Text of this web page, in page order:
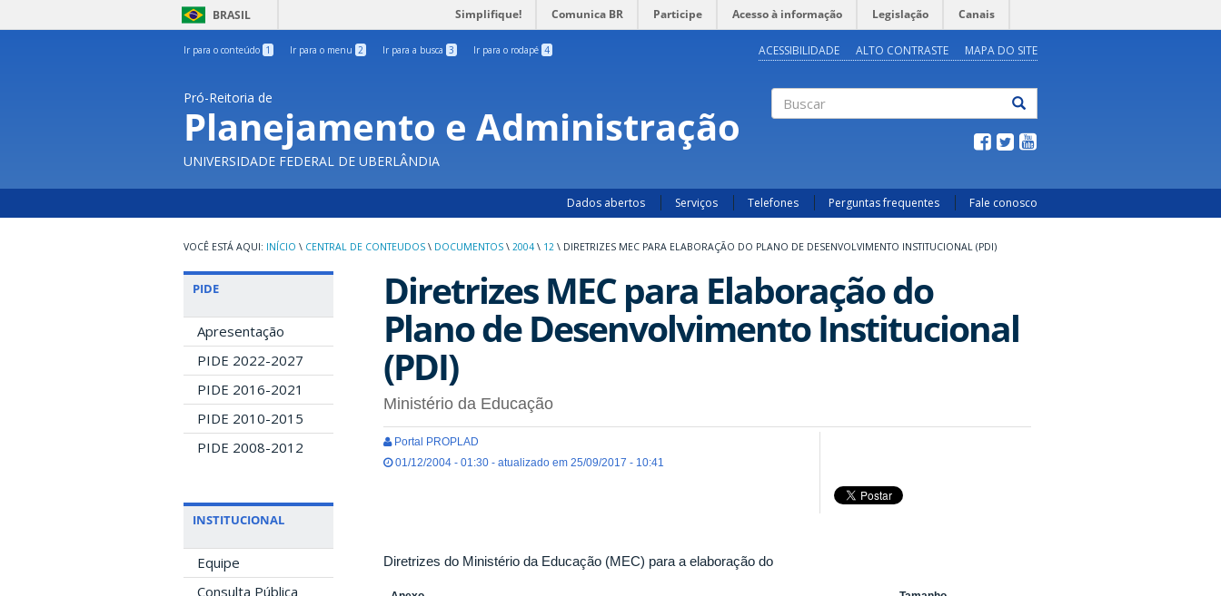
BRASIL Simplifique! Comunica BR Participe Acesso à informação Legislação Canais
Ir para o conteúdo 1 Ir para o menu 2 Ir para a busca 3 Ir para o rodapé 4 ACESSIBILIDADE ALTO CONTRASTE MAPA DO SITE
Pró-Reitoria de
Planejamento e Administração
UNIVERSIDADE FEDERAL DE UBERLÂNDIA
Dados abertos Serviços Telefones Perguntas frequentes Fale conosco
INÍCIO \ CENTRAL DE CONTEUDOS \ DOCUMENTOS \ 2004 \ 12 \ DIRETRIZES MEC PARA ELABORAÇÃO DO PLANO DE DESENVOLVIMENTO INSTITUCIONAL (PDI)
PIDE
Apresentação
PIDE 2022-2027
PIDE 2016-2021
PIDE 2010-2015
PIDE 2008-2012
INSTITUCIONAL
Equipe
Consulta Pública
Diretrizes MEC para Elaboração do
Plano de Desenvolvimento Institucional
(PDI)
Ministério da Educação
Portal PROPLAD
01/12/2004 - 01:30 - atualizado em 25/09/2017 - 10:41
Diretrizes do Ministério da Educação (MEC) para a elaboração do